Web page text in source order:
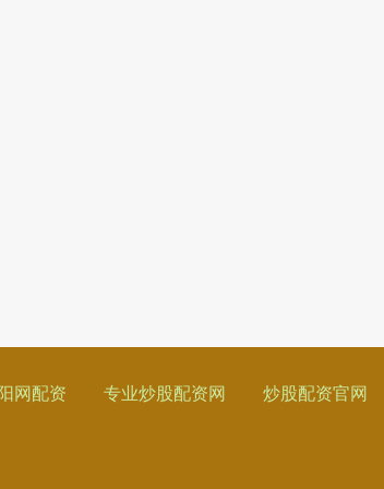
网配资 专业炒股配资网 炒股配资官网